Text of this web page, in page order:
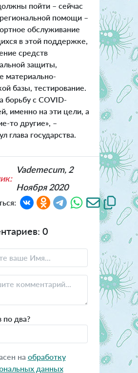
пойти – сейчас
помощи –
обслуживание
в этой поддержке,
средств
защиты,
материально-
базы, тестирование.
борьбу с COVID-
именно на эти цели, а
то другие», –
глава государства.
Vademecum, 2
Ноября 2020
0
по два?
на обработку
данных